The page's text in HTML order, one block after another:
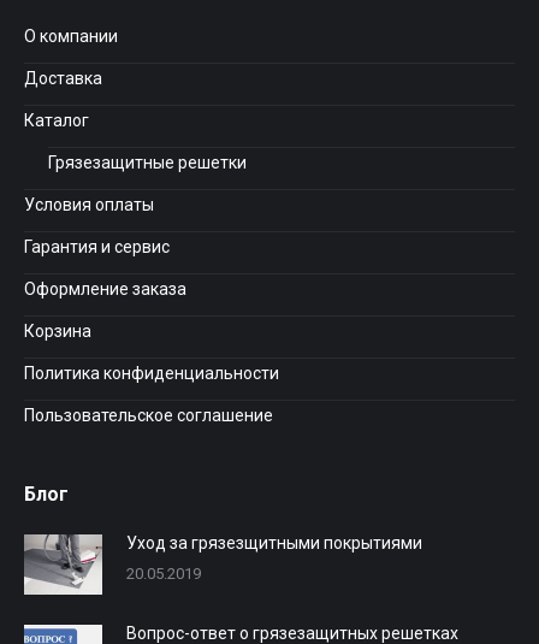
О компании
Доставка
Каталог
Грязезащитные решетки
Условия оплаты
Гарантия и сервис
Оформление заказа
Корзина
Политика конфиденциальности
Пользовательское соглашение
Блог
Уход за грязезщитными покрытиями
20.05.2019
Вопрос-ответ о грязезащитных решетках